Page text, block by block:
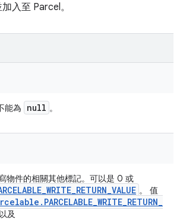
入至 Parcel。
能為 null 。
物件的相關其他標記。可以是 0 或
_WRITE_RETURN_VALUE 。 值
. PARCELABLE_WRITE_RETURN_
及